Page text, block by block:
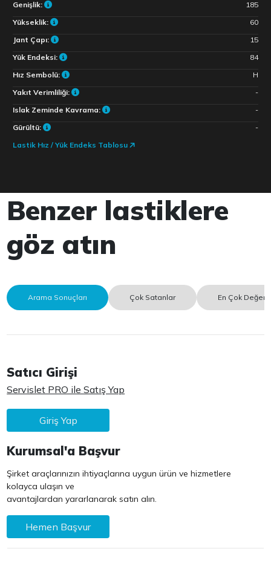
Genişlik:
185
Yükseklik:
60
Jant Çapı:
15
Yük Endeksi:
84
Hız Sembolü:
H
Yakıt Verimliliği:
-
Islak Zeminde Kavrama:
-
Gürültü:
-
Lastik Hız / Yük Endeks Tablosu
Benzer lastiklere
göz atın
Arama Sonuçları Çok Satanlar En Çok
Satıcı Girişi
Servislet PRO ile Satış Yap
Giriş Yap
Kurumsal'a Başvur
Şirket araçlarınızın ihtiyaçlarına uygun ürün ve hizmetlere
kolayca ulaşın ve
avantajlardan yararlanarak satın alın.
Hemen Başvur